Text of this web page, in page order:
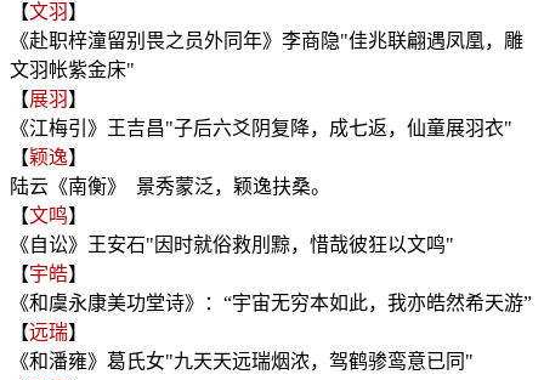
【文羽】
《赴职梓潼留别畏之员外同年》李商隐"佳兆联翩遇凤凰，雕
文羽帐紫金床"
【展羽】
《江梅引》王吉昌"子后六爻阴复降，成七返，仙童展羽衣"
【颖逸】
陆云《南衡》 景秀蒙泛，颖逸扶桑。
【文鸣】
《自讼》王安石"因时就俗救刖黥，惜哉彼狂以文鸣"
【宇皓】
《和虞永康美功堂诗》：“宇宙无穷本如此，我亦皓然希天游”
【远瑞】
《和潘雍》葛氏女"九天天远瑞烟浓，驾鹤骖鸾意已同"